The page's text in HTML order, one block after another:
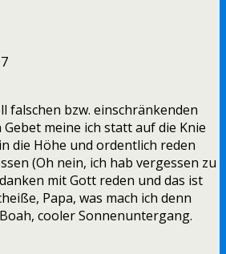
falschen bzw. einschränkenden
meine ich statt auf die Knie
die Höhe und ordentlich reden
(Oh nein, ich hab vergessen zu
mit Gott reden und das ist
Papa, was mach ich denn
cooler Sonnenuntergang.